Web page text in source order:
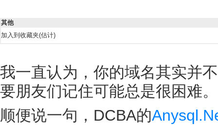
其他
加入到收藏夹(估计)
我一直认为，你的域名其实并
要朋友们记住可能总是很困难。
顺便说一句，DCBA的